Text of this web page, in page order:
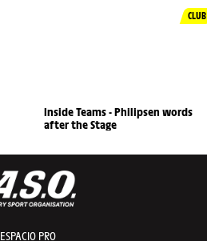
CLUB
Inside Teams - Philipsen words
after the Stage
ESPACIO PRO